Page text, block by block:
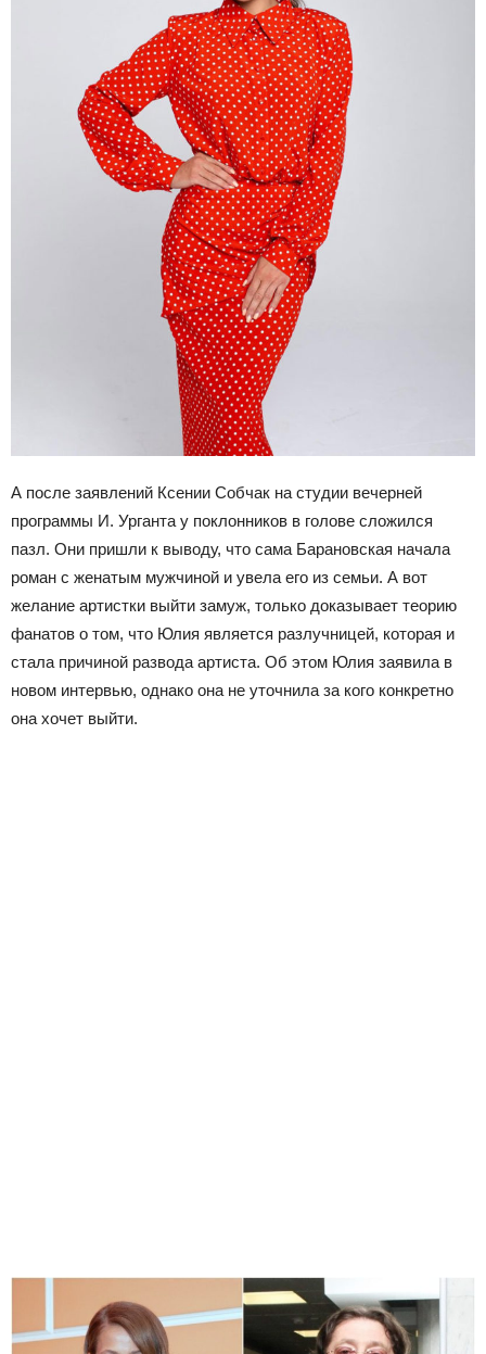
А после заявлений Ксении Собчак на студии вечерней
программы И. Урганта у поклонников в голове сложился
пазл. Они пришли к выводу, что сама Барановская начала
роман с женатым мужчиной и увела его из семьи. А вот
желание артистки выйти замуж, только доказывает теорию
фанатов о том, что Юлия является разлучницей, которая и
стала причиной развода артиста. Об этом Юлия заявила в
новом интервью, однако она не уточнила за кого конкретно
она хочет выйти.